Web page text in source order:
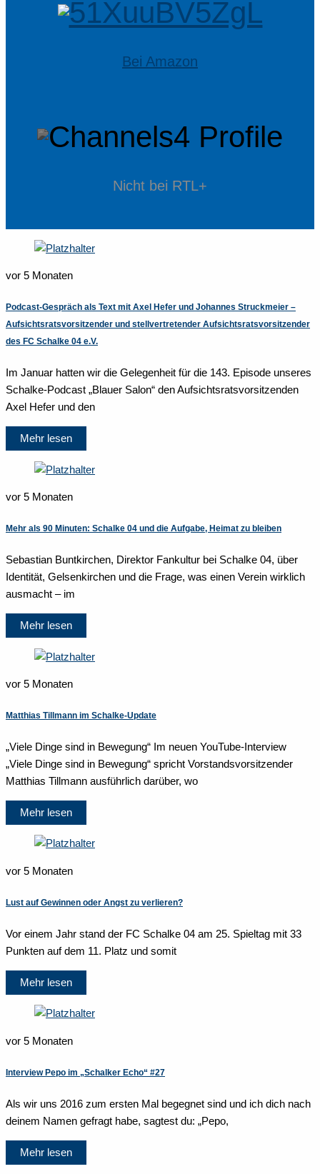
Bei Amazon
Nicht bei RTL+
vor 5 Monaten
Podcast-Gespräch als Text mit Axel Hefer und Johannes Struckmeier –
Aufsichtsratsvorsitzender und stellvertretender Aufsichtsratsvorsitzender
des FC Schalke 04 e.V.
Im Januar hatten wir die Gelegenheit für die 143. Episode unseres
Schalke-Podcast „Blauer Salon“ den Aufsichtsratsvorsitzenden
Axel Hefer und den
Mehr lesen
vor 5 Monaten
Mehr als 90 Minuten: Schalke 04 und die Aufgabe, Heimat zu bleiben
Sebastian Buntkirchen, Direktor Fankultur bei Schalke 04, über
Identität, Gelsenkirchen und die Frage, was einen Verein wirklich
ausmacht – im
Mehr lesen
vor 5 Monaten
Matthias Tillmann im Schalke-Update
„Viele Dinge sind in Bewegung“ Im neuen YouTube-Interview
„Viele Dinge sind in Bewegung“ spricht Vorstandsvorsitzender
Matthias Tillmann ausführlich darüber, wo
Mehr lesen
vor 5 Monaten
Lust auf Gewinnen oder Angst zu verlieren?
Vor einem Jahr stand der FC Schalke 04 am 25. Spieltag mit 33
Punkten auf dem 11. Platz und somit
Mehr lesen
vor 5 Monaten
Interview Pepo im „Schalker Echo“ #27
Als wir uns 2016 zum ersten Mal begegnet sind und ich dich nach
deinem Namen gefragt habe, sagtest du: „Pepo,
Mehr lesen